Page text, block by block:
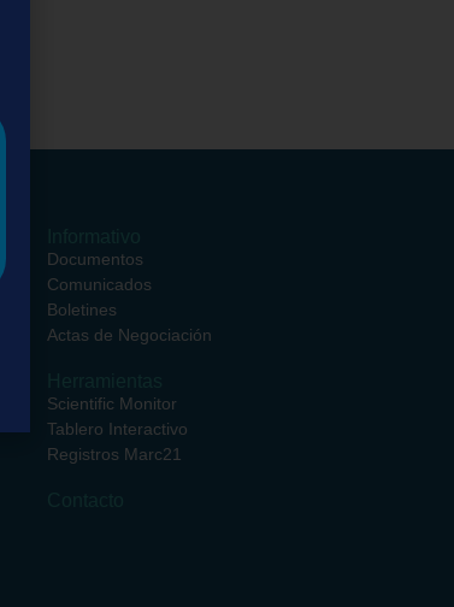
Documentos
Comunicados
Boletines
Actas de Negociación
Scientific Monitor
Tablero Interactivo
Registros Marc21